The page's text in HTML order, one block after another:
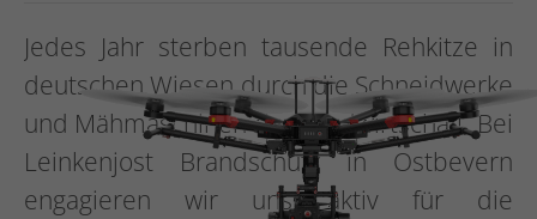
Jedes Jahr sterben tausende Rehkitze in
deutschen Wiesen durch die Schneidwerke
und Mähmaschinen der Landwirtschaft. Bei
Leinkenjost Brandschutz in Ostbevern
engagieren wir uns aktiv für die